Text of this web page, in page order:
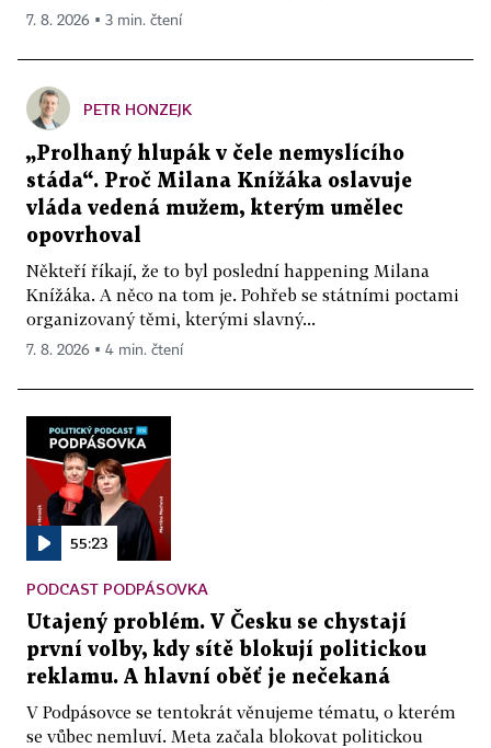
7. 8. 2026 ▪ 3 min. čtení
PETR HONZEJK
„Prolhaný hlupák v čele nemyslícího
stáda“. Proč Milana Knížáka oslavuje
vláda vedená mužem, kterým umělec
opovrhoval
Někteří říkají, že to byl poslední happening Milana
Knížáka. A něco na tom je. Pohřeb se státními poctami
organizovaný těmi, kterými slavný...
7. 8. 2026 ▪ 4 min. čtení
55:23
PODCAST PODPÁSOVKA
Utajený problém. V Česku se chystají
první volby, kdy sítě blokují politickou
reklamu. A hlavní oběť je nečekaná
V Podpásovce se tentokrát věnujeme tématu, o kterém
se vůbec nemluví. Meta začala blokovat politickou